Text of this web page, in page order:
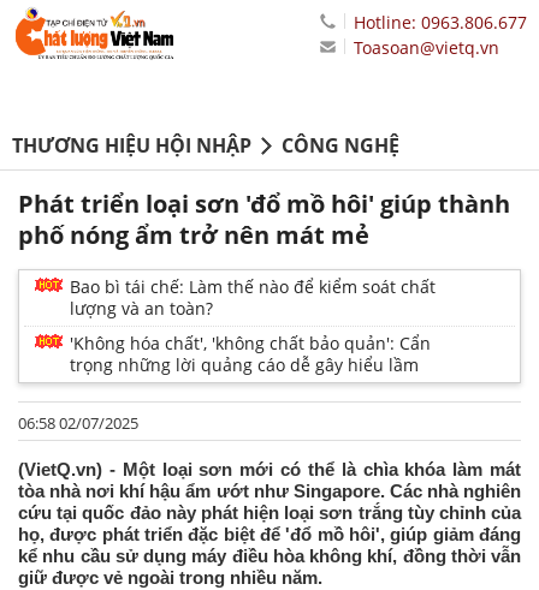
Hotline: 0963.806.677
Toasoan@vietq.vn
THƯƠNG HIỆU HỘI NHẬP CÔNG NGHỆ
Phát triển loại sơn 'đổ mồ hôi' giúp thành
phố nóng ẩm trở nên mát mẻ
Bao bì tái chế: Làm thế nào để kiểm soát chất
lượng và an toàn?
'Không hóa chất', 'không chất bảo quản': Cẩn
trọng những lời quảng cáo dễ gây hiểu lầm
06:58 02/07/2025
(VietQ.vn) - Một loại sơn mới có thể là chìa khóa làm mát
tòa nhà nơi khí hậu ẩm ướt như Singapore. Các nhà nghiên
cứu tại quốc đảo này phát hiện loại sơn trắng tùy chỉnh của
họ, được phát triển đặc biệt để 'đổ mồ hôi', giúp giảm đáng
kể nhu cầu sử dụng máy điều hòa không khí, đồng thời vẫn
giữ được vẻ ngoài trong nhiều năm.